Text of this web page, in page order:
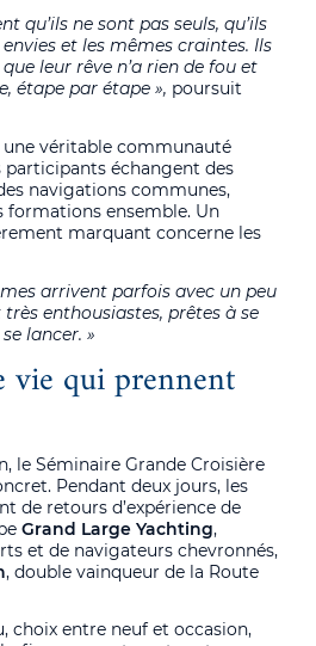
qu’ils ne sont pas seuls, qu’ils
et les mêmes craintes. Ils
leur rêve n’a rien de fou et
étape par étape », poursuit
une véritable communauté
participants échangent des
navigations communes,
formations ensemble. Un
marquant concerne les
arrivent parfois avec un peu
enthousiastes, prêtes à se
lancer. »
vie qui prennent
le Séminaire Grande Croisière
Pendant deux jours, les
de retours d’expérience de
Grand Large Yachting,
et de navigateurs chevronnés,
, double vainqueur de la Route
choix entre neuf et occasion,